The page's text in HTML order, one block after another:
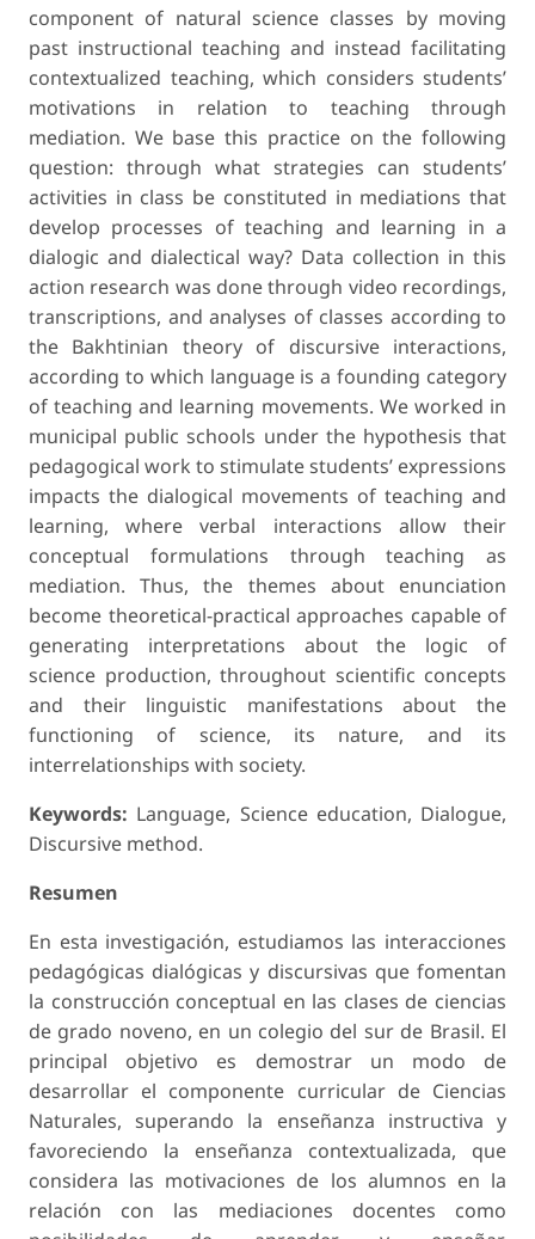
component of natural science classes by moving
past instructional teaching and instead facilitating
contextualized teaching, which considers students’
motivations in relation to teaching through
mediation. We base this practice on the following
question: through what strategies can students’
activities in class be constituted in mediations that
develop processes of teaching and learning in a
dialogic and dialectical way? Data collection in this
action research was done through video recordings,
transcriptions, and analy­ses of classes according to
the Bakhtinian theory of discursive interactions,
according to which language is a founding category
of teaching and learning movements. We worked in
municipal public schools under the hypothesis that
pedagogical work to stimulate students’ expressions
impacts the dialogical movements of teaching and
learning, where verbal interactions allow their
conceptual formulations through teach­ing as
mediation. Thus, the themes about enunciation
become theoretical-practical approaches capable of
generating interpretations about the logic of
science produc­tion, throughout scientific concepts
and their linguistic manifestations about the
functioning of science, its nature, and its
interrelationships with society.
Keywords: Language, Science education, Dialogue,
Discursive method.
Resumen
En esta investigación, estudiamos las interacciones
pedagógicas dialógicas y discur­sivas que fomentan
la construcción conceptual en las clases de ciencias
de grado noveno, en un colegio del sur de Brasil. El
principal objetivo es demostrar un modo de
desarrollar el componente curricular de Ciencias
Naturales, superando la enseñanza instructiva y
favoreciendo la enseñanza contextualizada, que
considera las motivacio­nes de los alumnos en la
relación con las mediaciones docentes como